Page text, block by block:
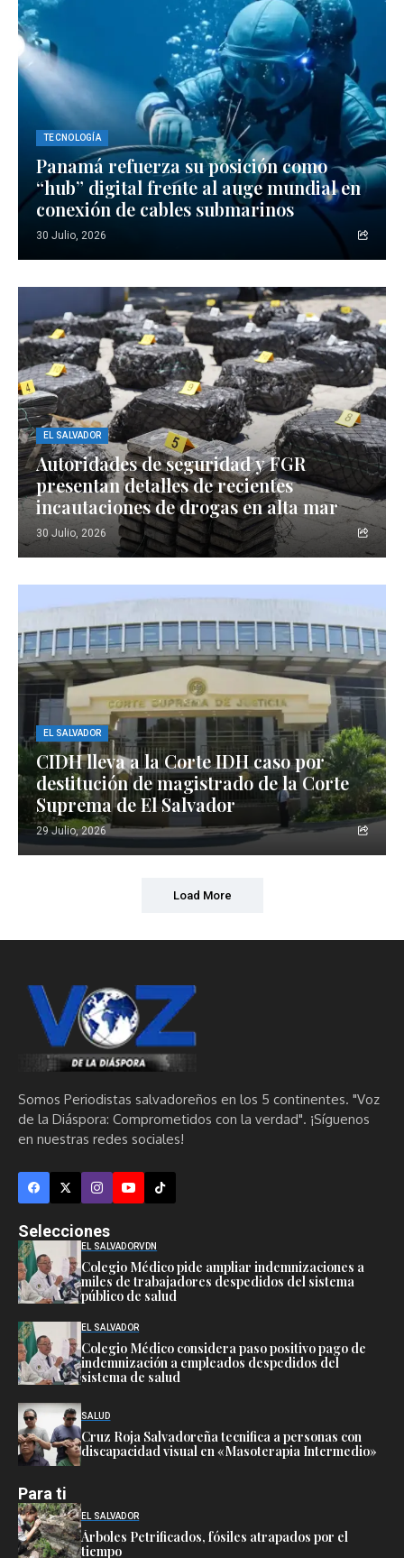
TECNOLOGÍA
Panamá refuerza su posición como
“hub” digital frente al auge mundial en
conexión de cables submarinos
30 Julio, 2026
EL SALVADOR
Autoridades de seguridad y FGR
presentan detalles de recientes
incautaciones de drogas en alta mar
30 Julio, 2026
EL SALVADOR
CIDH lleva a la Corte IDH caso por
destitución de magistrado de la Corte
Suprema de El Salvador
29 Julio, 2026
Load More
Somos Periodistas salvadoreños en los 5 continentes. "Voz
de la Diáspora: Comprometidos con la verdad". ¡Síguenos
en nuestras redes sociales!
Selecciones
EL SALVADORVDN
Colegio Médico pide ampliar indemnizaciones a
miles de trabajadores despedidos del sistema
público de salud
EL SALVADOR
Colegio Médico considera paso positivo pago de
indemnización a empleados despedidos del
sistema de salud
SALUD
Cruz Roja Salvadoreña tecnifica a personas con
discapacidad visual en «Masoterapia Intermedio»
Para ti
EL SALVADOR
Árboles Petrificados, fósiles atrapados por el
tiempo